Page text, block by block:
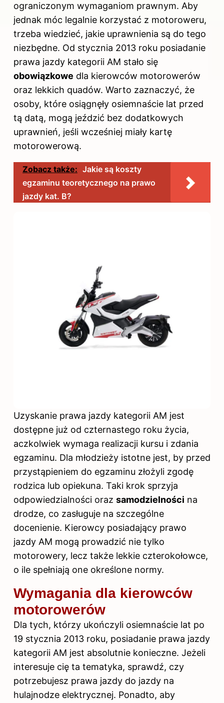
ograniczonym wymaganiom prawnym. Aby
jednak móc legalnie korzystać z motoroweru,
trzeba wiedzieć, jakie uprawnienia są do tego
niezbędne. Od stycznia 2013 roku posiadanie
prawa jazdy kategorii AM stało się
obowiązkowe dla kierowców motorowerów
oraz lekkich quadów. Warto zaznaczyć, że
osoby, które osiągnęły osiemnaście lat przed
tą datą, mogą jeździć bez dodatkowych
uprawnień, jeśli wcześniej miały kartę
motorowerową.
Zobacz także: Jakie są koszty
egzaminu teoretycznego na prawo
jazdy kat. B?
Uzyskanie prawa jazdy kategorii AM jest
dostępne już od czternastego roku życia,
aczkolwiek wymaga realizacji kursu i zdania
egzaminu. Dla młodzieży istotne jest, by przed
przystąpieniem do egzaminu złożyli zgodę
rodzica lub opiekuna. Taki krok sprzyja
odpowiedzialności oraz samodzielności na
drodze, co zasługuje na szczególne
docenienie. Kierowcy posiadający prawo
jazdy AM mogą prowadzić nie tylko
motorowery, lecz także lekkie czterokołowce,
o ile spełniają one określone normy.
Wymagania dla kierowców
motorowerów
Dla tych, którzy ukończyli osiemnaście lat po
19 stycznia 2013 roku, posiadanie prawa jazdy
kategorii AM jest absolutnie konieczne. Jeżeli
interesuje cię ta tematyka, sprawdź, czy
potrzebujesz prawa jazdy do jazdy na
hulajnodze elektrycznej. Ponadto, aby